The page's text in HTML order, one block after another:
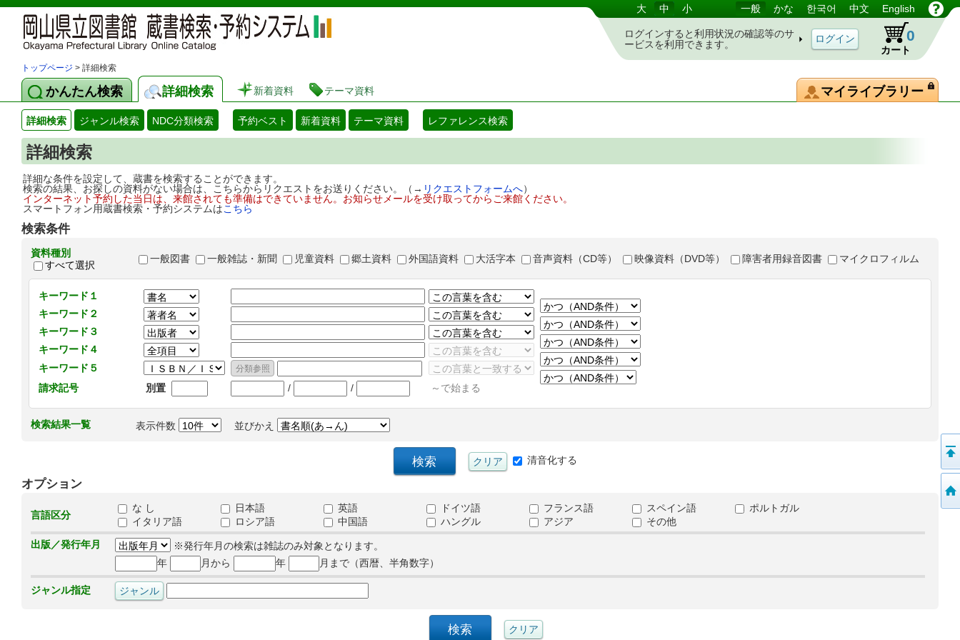
岡山県立図書館 蔵書検索・予約システム 大 中 小 一般 かな 한국어 中文 English
ログインすると利用状況の確認等のサ
ービスを利用できます。
カート
0
トップページ > 詳細検索
かんたん検索 詳細検索 新着資料 テーマ資料 マイライブラリー
詳細検索 ジャンル検索 NDC分類検索 予約ベスト 新着資料 テーマ資料 レファレンス検索
詳細検索
詳細な条件を設定して、蔵書を検索することができます。
検索の結果、お探しの資料がない場合は、こちらからリクエストをお送りください。（→ リクエストフォームへ）
インターネット予約した当日は、来館されても準備はできていません。お知らせメールを受け取ってからご来館ください。
スマートフォン用蔵書検索・予約システムはこちら
検索条件
資料種別
すべて選択
一般図書 一般雑誌・新聞 児童資料 郷土資料 外国語資料 大活字本 音声資料（CD等） 映像資料（DVD等） 障害者用録音図書 マイクロフィルム
キーワード１
キーワード２
キーワード３
キーワード４
キーワード５
請求記号
別置 / / ～で始まる
検索結果一覧 表示件数 並びかえ
清音化する
オプション
言語区分
な し 日本語 英語 ドイツ語 フランス語 スペイン語
ポルトガル
イタリア語
ロシア語 中国語 ハングル アジア
その他
出版／発行年月
※発行年月の検索は雑誌のみ対象となります。
年
月から 年 月まで（西暦、半角数字）
ジャンル指定